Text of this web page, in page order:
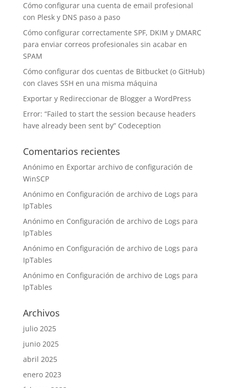
Cómo configurar una cuenta de email profesional
con Plesk y DNS paso a paso
Cómo configurar correctamente SPF, DKIM y DMARC
para enviar correos profesionales sin acabar en
SPAM
Cómo configurar dos cuentas de Bitbucket (o GitHub)
con claves SSH en una misma máquina
Exportar y Redireccionar de Blogger a WordPress
Error: “Failed to start the session because headers
have already been sent by” Codeception
Comentarios recientes
Anónimoen Exportar archivo de configuración de
WinSCP
Anónimoen Configuración de archivo de Logs para
IpTables
Anónimoen Configuración de archivo de Logs para
IpTables
Anónimoen Configuración de archivo de Logs para
IpTables
Anónimoen Configuración de archivo de Logs para
IpTables
Archivos
julio 2025
junio 2025
abril 2025
enero 2023